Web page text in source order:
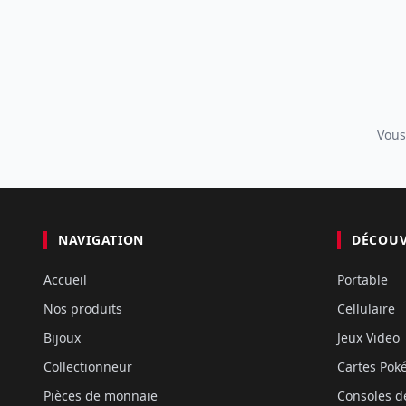
NAVIGATION
Accueil
Nos produits
Bijoux
Collectionneur
Pièces de monnaie
Portable
Cellulaire
Jeux Video
Cartes
Consoles